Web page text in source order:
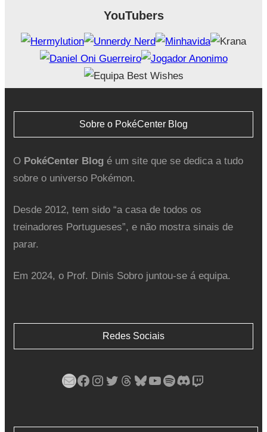
YouTubers
Sobre o PokéCenter Blog
O PokéCenter Blogé um site que se dedica a tudo
sobre o universo Pokémon.
Desde 2012, tem sido “a casa de todos os
treinadores Portugueses”, e não mostra sinais de
parar.
Em 2024, o Prof. Dinis Sobro juntou-se á equipa.
Redes Sociais
Mail Facebook Instagram Twitter Threads Bluesky YouTube Spotify Discord Twitch